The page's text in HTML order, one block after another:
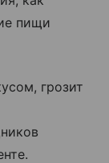
пищи
грозит